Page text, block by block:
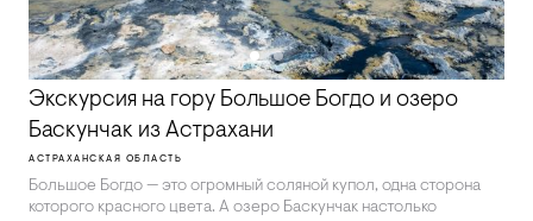
Экскурсия на гору Большое Богдо и озеро
Баскунчак из Астрахани
АСТРАХАНСКАЯ ОБЛАСТЬ
Большое Богдо — это огромный соляной купол, одна сторона
которого красного цвета. А озеро Баскунчак настолько